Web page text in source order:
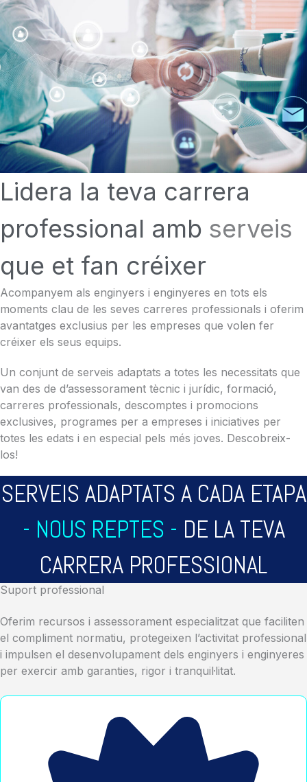
Lidera la teva carrera
professional amb serveis
que et fan créixer
Acompanyem als enginyers i enginyeres en tots els
moments clau de les seves carreres professionals i oferim
avantatges exclusius per les empreses que volen fer
créixer els seus equips.
Un conjunt de serveis adaptats a totes les necessitats que
van des de d’assessorament tècnic i jurídic, formació,
carreres professionals, descomptes i promocions
exclusives, programes per a empreses i iniciatives per
totes les edats i en especial pels més joves. Descobreix-
los!
SERVEIS ADAPTATS A CADA ETAPA
- NOUS REPTES - DE LA TEVA
CARRERA PROFESSIONAL
Suport professional
Oferim recursos i assessorament especialitzat que faciliten
el compliment normatiu, protegeixen l’activitat professional
i impulsen el desenvolupament dels enginyers i enginyeres
per exercir amb garanties, rigor i tranquil·litat.